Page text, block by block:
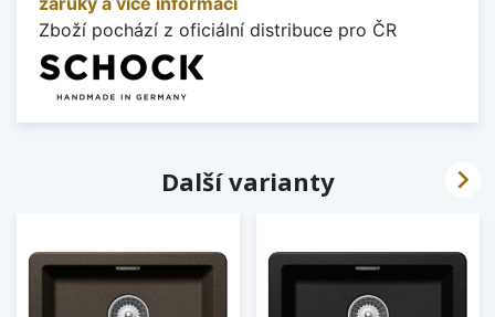
Zboží pochází z oficiální distribuce pro ČR
Další varianty 